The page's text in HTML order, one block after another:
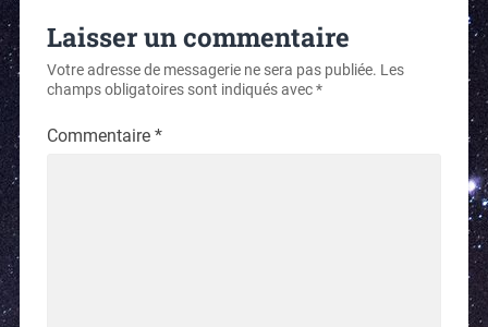
Laisser un commentaire
Votre adresse de messagerie ne sera pas publiée. Les
champs obligatoires sont indiqués avec*
Commentaire *